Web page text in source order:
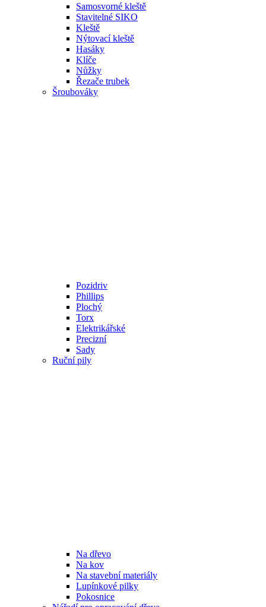
Samosvorné kleště
Stavitelné SIKO
Kleště
Nýtovací kleště
Hasáky
Klíče
Nůžky
Řezače trubek
Šroubováky
Pozidriv
Phillips
Plochý
Torx
Elektrikářské
Precizní
Sady
Ruční pily
Na dřevo
Na kov
Na stavební materiály
Lupínkové pilky
Pokosnice